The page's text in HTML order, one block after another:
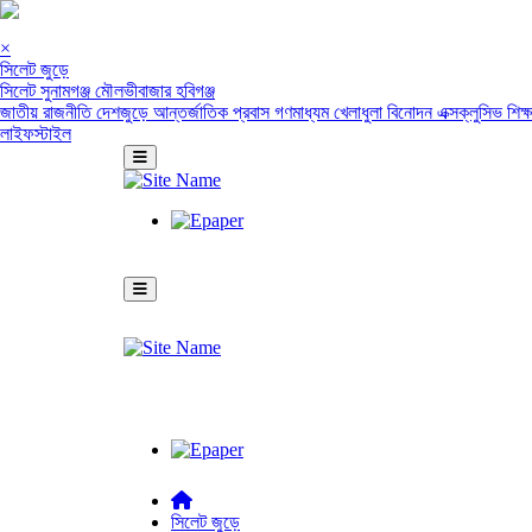
×
সিলেট জুড়ে
সিলেটসুনামগঞ্জ মৌলভীবাজারহবিগঞ্জ
জাতীয় রাজনীতিদেশজুড়ে আন্তর্জাতিক প্রবাসগণমাধ্যমখেলাধুলা বিনোদনএক্সক্লুসিভ
লাইফস্টাইল
সিলেট জুড়ে